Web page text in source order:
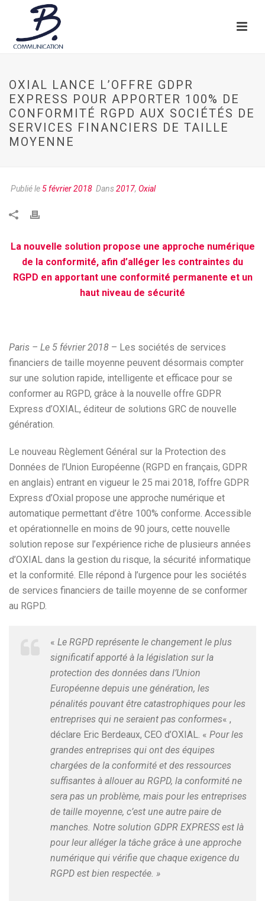
OXIAL LANCE L’OFFRE GDPR
EXPRESS POUR APPORTER 100% DE
CONFORMITÉ RGPD AUX SOCIÉTÉS DE
SERVICES FINANCIERS DE TAILLE
MOYENNE
Publié le5 février 2018 Dans2017, Oxial
La nouvelle solution propose une approche numérique
de la conformité, afin d’alléger les contraintes du
RGPD en apportant une conformité permanente et un
haut niveau de sécurité
Paris – Le 5 février 2018 – Les sociétés de services
financiers de taille moyenne peuvent désormais compter
sur une solution rapide, intelligente et efficace pour se
conformer au RGPD, grâce à la nouvelle offre GDPR
Express d’OXIAL, éditeur de solutions GRC de nouvelle
génération.
Le nouveau Règlement Général sur la Protection des
Données de l’Union Européenne (RGPD en français, GDPR
en anglais) entrant en vigueur le 25 mai 2018, l’offre GDPR
Express d’Oxial propose une approche numérique et
automatique permettant d’être 100% conforme. Accessible
et opérationnelle en moins de 90 jours, cette nouvelle
solution repose sur l’expérience riche de plusieurs années
d’OXIAL dans la gestion du risque, la sécurité informatique
et la conformité. Elle répond à l’urgence pour les sociétés
de services financiers de taille moyenne de se conformer
au RGPD.
« Le RGPD représente le changement le plus
significatif apporté à la législation sur la
protection des données dans l’Union
Européenne depuis une génération, les
pénalités pouvant être catastrophiques pour les
entreprises qui ne seraient pas conformes« ,
déclare Eric Berdeaux, CEO d’OXIAL. « Pour les
grandes entreprises qui ont des équipes
chargées de la conformité et des ressources
suffisantes à allouer au RGPD, la conformité ne
sera pas un problème, mais pour les entreprises
de taille moyenne, c’est une autre paire de
manches. Notre solution GDPR EXPRESS est là
pour leur alléger la tâche grâce à une approche
numérique qui vérifie que chaque exigence du
RGPD est bien respectée. »